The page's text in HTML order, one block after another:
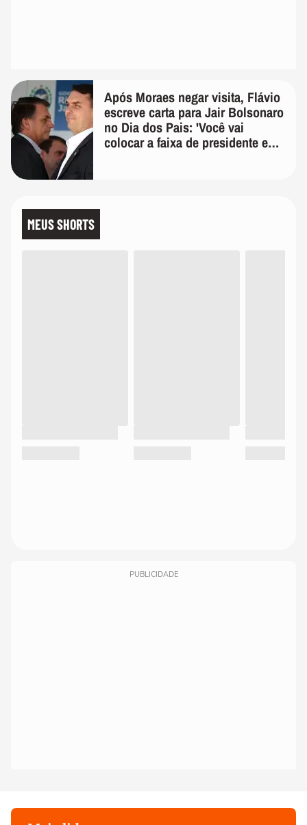
Após Moraes negar visita, Flávio
escreve carta para Jair Bolsonaro
no Dia dos Pais: 'Você vai
colocar a faixa de presidente em
MEUS SHORTS
PUBLICIDADE